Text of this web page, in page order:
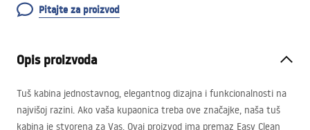
Pitajte za proizvod
Opis proizvoda
Tuš kabina jednostavnog, elegantnog dizajna i funkcionalnosti na
najvišoj razini. Ako vaša kupaonica treba ove značajke, naša tuš
kabina je stvorena za Vas. Ovaj proizvod ima premaz Easy Clean